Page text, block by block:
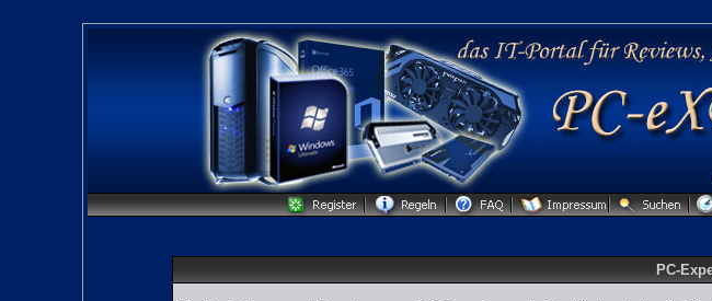
PC-